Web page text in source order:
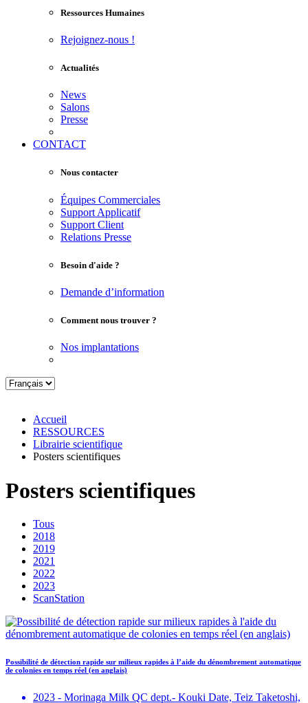
Ressources Humaines
Rejoignez-nous !
Actualités
News
Salons
Presse
CONTACT
Nous contacter
Équipes Commerciales
Support Applicatif
Support Client
Relations Presse
Besoin d'aide ?
Demande d’information
Comment nous trouver ?
Nos implantations
Accueil
RESSOURCES
Librairie scientifique
Posters scientifiques
Posters scientifiques
Tous
2018
2019
2021
2022
2023
ScanStation
Possibilité de détection rapide sur milieux rapides à l’aide du dénombrement automatique
de colonies en temps réel (en anglais)
2023 - Morinaga Milk QC dept.- Kouki Date, Teiz Taketoshi,